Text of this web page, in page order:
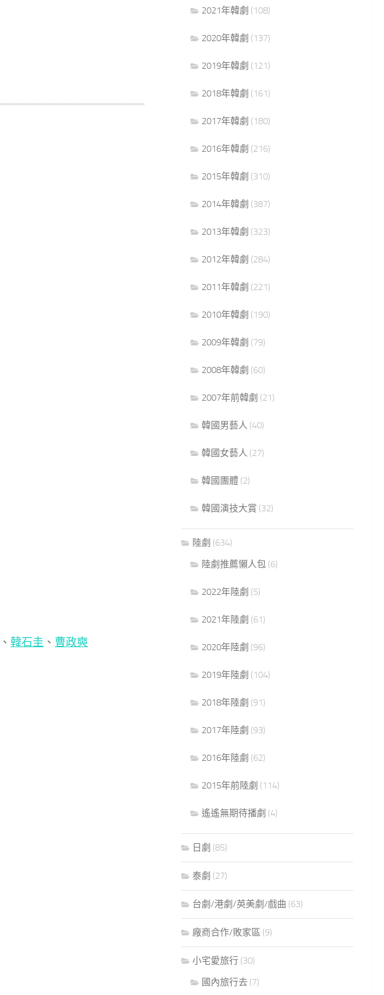
、 韓石圭 、 曹政奭
2021年韓劇 (108)
2020年韓劇 (137)
2019年韓劇 (121)
2018年韓劇 (161)
2017年韓劇 (180)
2016年韓劇 (216)
2015年韓劇 (310)
2014年韓劇 (387)
2013年韓劇 (323)
2012年韓劇 (284)
2011年韓劇 (221)
2010年韓劇 (190)
2009年韓劇 (79)
2008年韓劇 (60)
2007年前韓劇 (21)
韓國男藝人 (40)
韓國女藝人 (27)
韓國團體 (2)
韓國演技大賞 (32)
陸劇 (634)
陸劇推薦懶人包 (6)
2022年陸劇 (5)
2021年陸劇 (61)
2020年陸劇 (96)
2019年陸劇 (104)
2018年陸劇 (91)
2017年陸劇 (93)
2016年陸劇 (62)
2015年前陸劇 (114)
遙遙無期待播劇 (4)
日劇 (85)
泰劇 (27)
台劇/港劇/英美劇/戲曲 (63)
廠商合作/敗家區 (9)
小宅愛旅行 (30)
國內旅行去 (7)